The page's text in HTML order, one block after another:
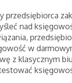
przedsiębiorca
nad
w
z klasycznym